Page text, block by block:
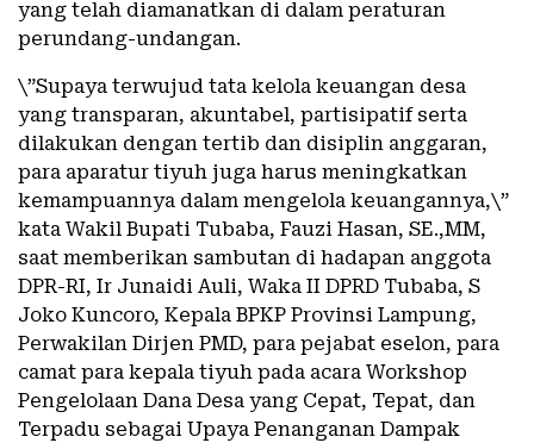
yang telah diamanatkan di dalam peraturan
perundang-undangan.
\”Supaya terwujud tata kelola keuangan desa
yang transparan, akuntabel, partisipatif serta
dilakukan dengan tertib dan disiplin anggaran,
para aparatur tiyuh juga harus meningkatkan
kemampuannya dalam mengelola keuangannya,\”
kata Wakil Bupati Tubaba, Fauzi Hasan, SE.,MM,
saat memberikan sambutan di hadapan anggota
DPR-RI, Ir Junaidi Auli, Waka II DPRD Tubaba, S
Joko Kuncoro, Kepala BPKP Provinsi Lampung,
Perwakilan Dirjen PMD, para pejabat eselon, para
camat para kepala tiyuh pada acara Workshop
Pengelolaan Dana Desa yang Cepat, Tepat, dan
Terpadu sebagai Upaya Penanganan Dampak